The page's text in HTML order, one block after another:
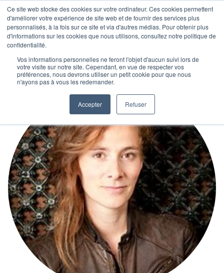
Ce site web stocke des cookies sur votre ordinateur. Ces cookies permettent
d'améliorer votre expérience de site web et de fournir des services plus
personnalisés, à la fois sur ce site et via d'autres médias. Pour obtenir plus
d'informations sur les cookies que nous utilisons, consultez notre politique de
confidentialité.
Vos informations personnelles ne feront l'objet d'aucun suivi lors de
votre visite sur notre site. Cependant, en vue de respecter vos
préférences, nous devrons utiliser un petit cookie pour que nous
n'ayons pas à vous les redemander.
Accepter Refuser